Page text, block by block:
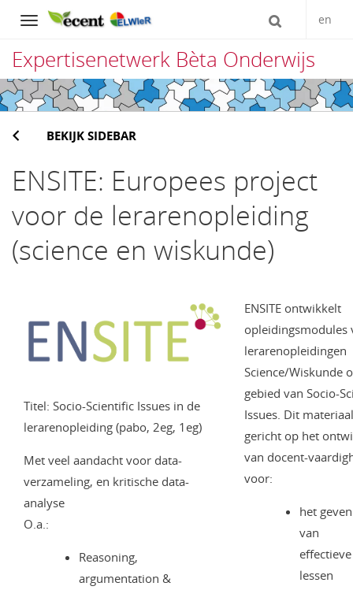
Navigation en
Expertisenetwerk Bèta Onderwijs
Direct
naar
het
inhoud
BEKIJK SIDEBAR
ENSITE: Europees project
voor de lerarenopleiding
(science en wiskunde)
Titel: Socio-Scientific Issues in de
lerarenopleiding (pabo, 2eg, 1eg)
Met veel aandacht voor data-
verzameling, en kritische data-
analyse
O.a.:
Reasoning,
argumentation &
ENSITE ontwikkelt
opleidingsmodules
lerarenopleidingen
Science/Wiskunde
gebied van Socio-
Issues. Dit
gericht op het
van docent-
voor:
het geven
van
effectieve
lessen